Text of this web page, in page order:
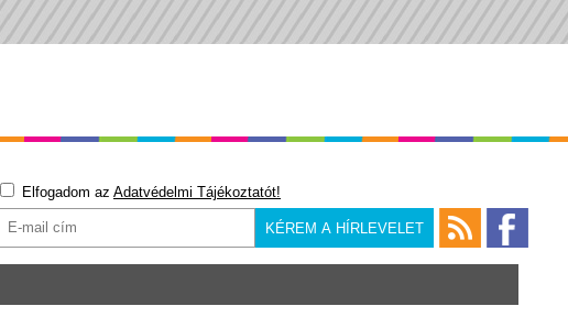
Elfogadom az Adatvédelmi Tájékoztatót!